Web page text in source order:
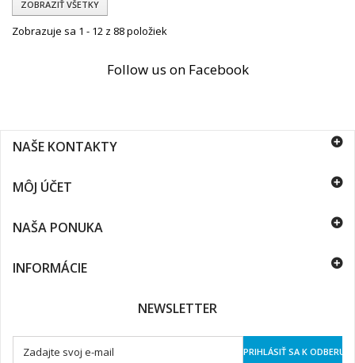
ZOBRAZIŤ VŠETKY
Zobrazuje sa 1 - 12 z 88 položiek
Follow us on Facebook
NAŠE KONTAKTY
MÔJ ÚČET
NAŠA PONUKA
INFORMÁCIE
NEWSLETTER
PRIHLÁSIŤ SA K ODBERU